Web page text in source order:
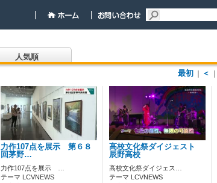
人気順
最初
＜
力作107点を展示 第６８
回茅野…
力作107点を展示 …
テーマ LCVNEWS
高校文化祭ダイジェスト
辰野高校
高校文化祭ダイジェス…
テーマ LCVNEWS